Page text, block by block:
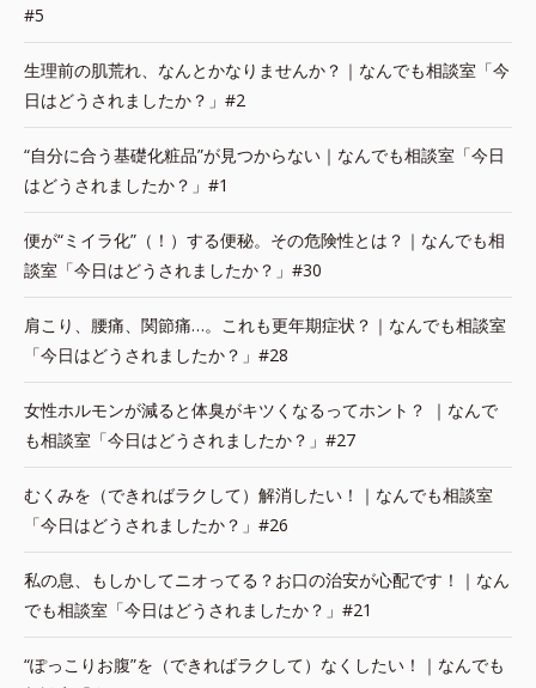
#5
生理前の肌荒れ、なんとかなりませんか？｜なんでも相談室「今
日はどうされましたか？」#2
“自分に合う基礎化粧品”が見つからない｜なんでも相談室「今日
はどうされましたか？」#1
便が“ミイラ化”（！）する便秘。その危険性とは？｜なんでも相
談室「今日はどうされましたか？」#30
肩こり、腰痛、関節痛…。これも更年期症状？｜なんでも相談室
「今日はどうされましたか？」#28
女性ホルモンが減ると体臭がキツくなるってホント？ ｜なんで
も相談室「今日はどうされましたか？」#27
むくみを（できればラクして）解消したい！｜なんでも相談室
「今日はどうされましたか？」#26
私の息、もしかしてニオってる？お口の治安が心配です！｜なん
でも相談室「今日はどうされましたか？」#21
“ぽっこりお腹”を（できればラクして）なくしたい！｜なんでも